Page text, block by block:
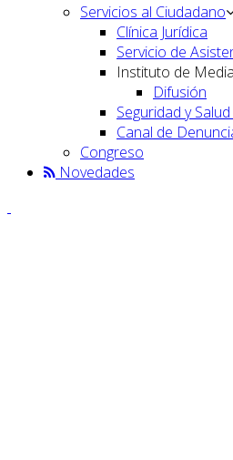
Servicios al Ciudadano
Clínica Jurídica
Servicio de
Instituto de
Difusión
Seguridad y
Canal de
Congreso
Novedades